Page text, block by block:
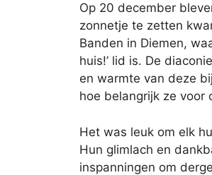
Op 20 december
zonnetje te zetten
Banden in Diemen,
huis!’ lid is. De
en warmte van deze
hoe belangrijk ze voor
Het was leuk om elk
Hun glimlach en
inspanningen om